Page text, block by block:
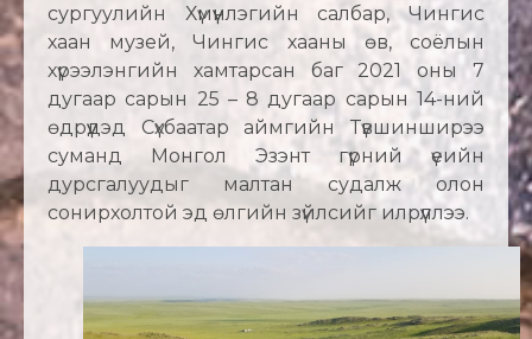
сургуулийн Хүмүүнлэгийн салбар, Чингис
хаан музей, Чингис хааны өв, соёлын
хүрээлэнгийн хамтарсан баг 2021 оны 7
дугаар сарын 25 – 8 дугаар сарын 14-ний
өдрүүдэд Сүхбаатар аймгийн Түвшинширээ
суманд Монгол Эзэнт гүрний үеийн
дурсгалуудыг малтан судалж олон
сонирхолтой эд өлгийн зүйлсийг илрүүллээ.